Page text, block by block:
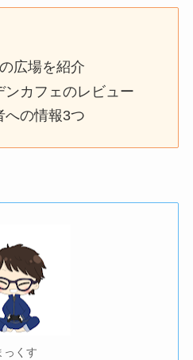
広場を紹介
ンカフェのレビュー
への情報3つ
っくす